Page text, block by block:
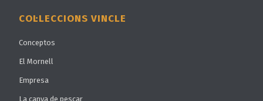
COL·LECCIONS VINCLE
Conceptos
El Mornell
Empresa
La canya de pescar